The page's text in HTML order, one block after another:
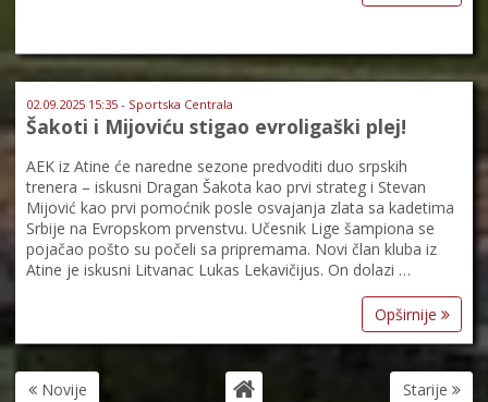
02.09.2025 15:35 - Sportska Centrala
Šakoti i Mijoviću stigao evroligaški plej!
AEK iz Atine će naredne sezone predvoditi duo srpskih
trenera – iskusni Dragan Šakota kao prvi strateg i Stevan
Mijović kao prvi pomoćnik posle osvajanja zlata sa kadetima
Srbije na Evropskom prvenstvu. Učesnik Lige šampiona se
pojačao pošto su počeli sa pripremama. Novi član kluba iz
Atine je iskusni Litvanac Lukas Lekavičijus. On dolazi …
Opširnije
Novije Starije